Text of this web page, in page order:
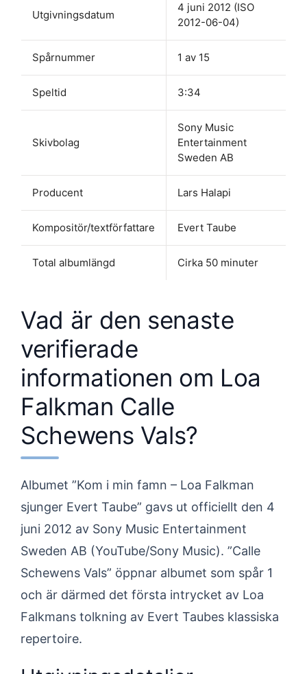
Utgivningsdatum
4 juni 2012 (ISO
2012-06-04)
Spårnummer 1 av 15
Speltid 3:34
Skivbolag
Sony Music
Entertainment
Sweden AB
Producent Lars Halapi
Kompositör/textförfattare Evert Taube
Total albumlängd Cirka 50 minuter
Vad är den senaste
verifierade
informationen om Loa
Falkman Calle
Schewens Vals?
Albumet ”Kom i min famn – Loa Falkman
sjunger Evert Taube” gavs ut officiellt den 4
juni 2012 av Sony Music Entertainment
Sweden AB (YouTube/Sony Music). ”Calle
Schewens Vals” öppnar albumet som spår 1
och är därmed det första intrycket av Loa
Falkmans tolkning av Evert Taubes klassiska
repertoire.